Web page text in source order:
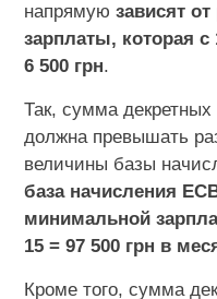
напрямую зависят
зарплаты, которая
6 500 грн.
Так, сумма
должна превышать
величины базы
база начисления
минимальной
15 = 97 500 грн в
Кроме того, сумма